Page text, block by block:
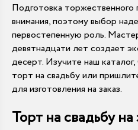
Подготовка торжественного
внимания, поэтому выбор
первостепенную роль.
девятнадцати лет создает
десерт. Изучите наш
торт на свадьбу или
для изготовления на заказ.
Торт на свадьбу на